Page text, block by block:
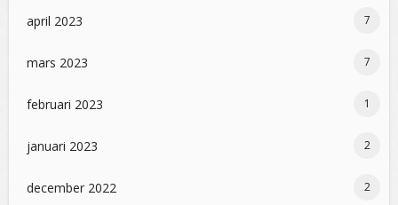
april 2023 7
mars 2023 7
februari 2023 1
januari 2023 2
december 2022 2